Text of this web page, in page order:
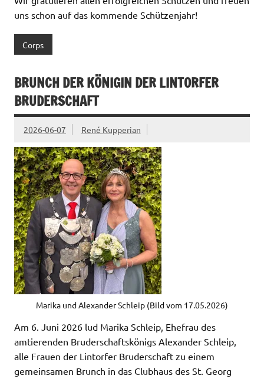
uns schon auf das kommende Schützenjahr!
Corps
BRUNCH DER KÖNIGIN DER LINTORFER
BRUDERSCHAFT
2026-06-07 René Kupperian
Marika und Alexander Schleip (Bild vom 17.05.2026)
Am 6. Juni 2026 lud Marika Schleip, Ehefrau des
amtierenden Bruderschaftskönigs Alexander Schleip,
alle Frauen der Lintorfer Bruderschaft zu einem
gemeinsamen Brunch in das Clubhaus des St. Georg